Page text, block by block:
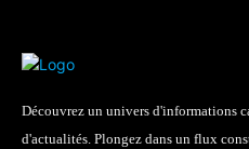
Découvrez un univers d'informations
d'actualités. Plongez dans un flux